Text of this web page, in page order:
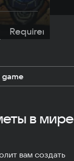
Requirements
game
в мире
вам создать